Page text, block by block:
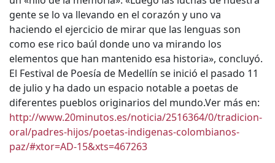
gente se lo va llevando en el corazón y uno va
haciendo el ejercicio de mirar que las lenguas son
como ese rico baúl donde uno va mirando los
elementos que han mantenido esa historia», concluyó.
El Festival de Poesía de Medellín se inició el pasado 11
de julio y ha dado un espacio notable a poetas de
diferentes pueblos originarios del mundo.Ver más en:
http://www.20minutos.es/noticia/2516364/0/tradicion-
oral/padres-hijos/poetas-indigenas-colombianos-
paz/#xtor=AD-15&xts=467263